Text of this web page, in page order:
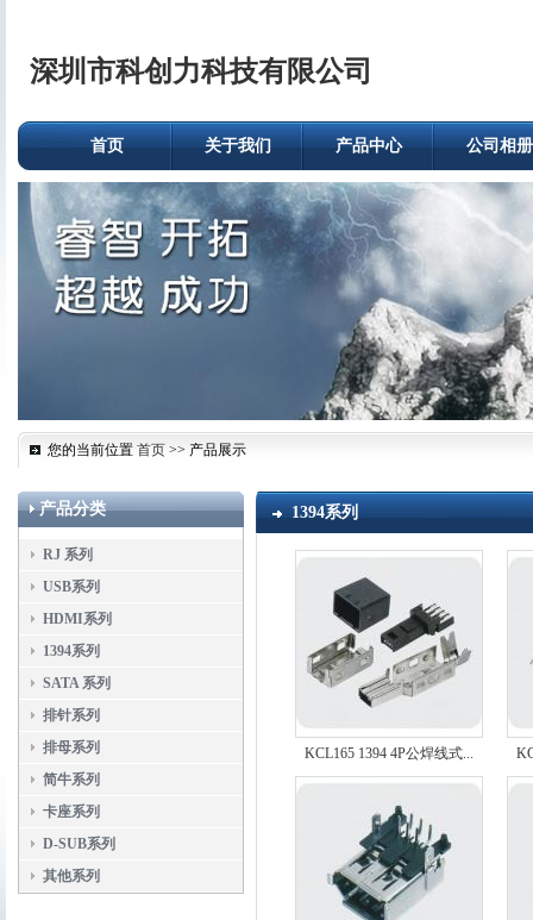
深圳市科创力科技有限公司
首页 关于我们 产品中心 公司相册
您的当前位置 首页 >> 产品展示
产品分类
RJ 系列
USB系列
HDMI系列
1394系列
SATA 系列
排针系列
排母系列
简牛系列
卡座系列
D-SUB系列
其他系列
1394系列
KCL165 1394 4P公焊线式...